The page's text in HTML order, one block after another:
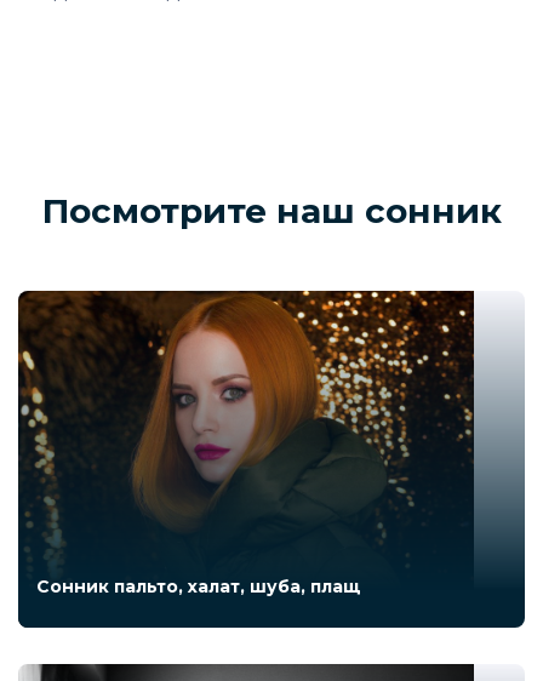
Посмотрите наш сонник
Сонник пальто, халат, шуба, плащ